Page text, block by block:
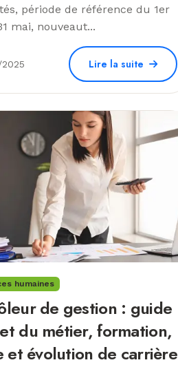
période de référence du 1er
mai, nouveaut...
Lire la suite
humaines
de gestion : guide
du métier, formation,
et évolution de carrière